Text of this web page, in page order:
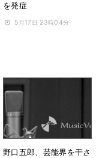
を発症
5月17日 23時04分
野口五郎、芸能界を干さ